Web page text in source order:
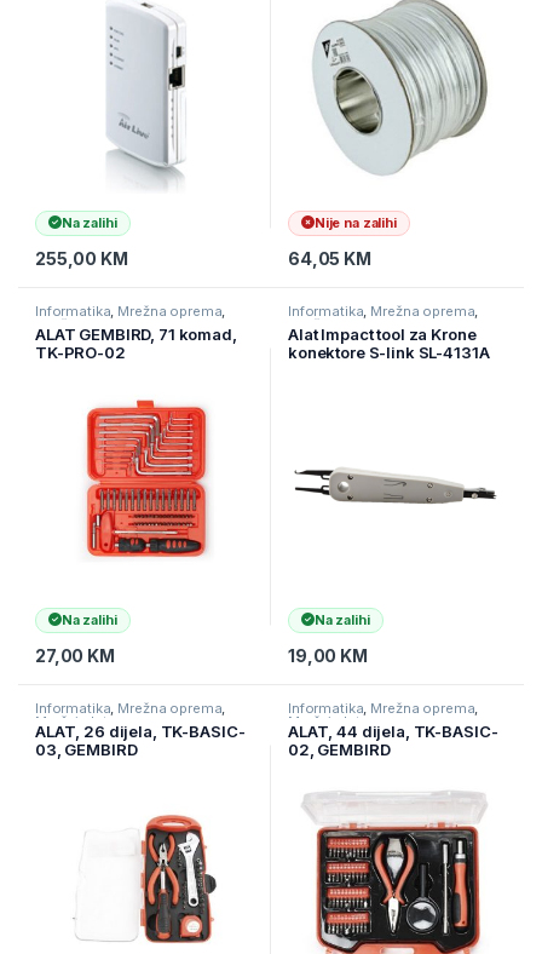
Na zalihi
255,00 KM
Nije na zalihi
64,05 KM
Informatika, Mrežna oprema,
Mrežni alat
ALAT GEMBIRD, 71 komad,
TK-PRO-02
Na zalihi
27,00 KM
Informatika, Mrežna oprema,
Mrežni alat
Alat Impact tool za Krone
konektore S-link SL-4131A
Na zalihi
19,00 KM
Informatika, Mrežna oprema,
Mrežni alat
ALAT, 26 dijela, TK-BASIC-
03, GEMBIRD
Informatika, Mrežna oprema,
Mrežni alat
ALAT, 44 dijela, TK-BASIC-
02, GEMBIRD